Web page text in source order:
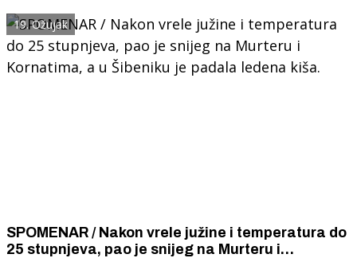
makije i drače.
19. Ožujak
SPOMENAR / Nakon vrele južine i temperatura do
25 stupnjeva, pao je snijeg na Murteru i